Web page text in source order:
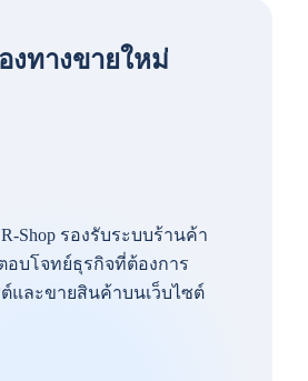
งทางขายใหม่
Shop รองรับระบบร้านค้า
อบโจทย์ธุรกิจที่ต้องการ
ต์และขายสินค้าบนเว็บไซต์